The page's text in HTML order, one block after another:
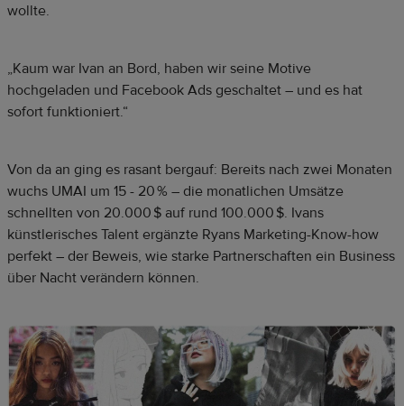
wollte.
„Kaum war Ivan an Bord, haben wir seine Motive
hochgeladen und Facebook Ads geschaltet – und es hat
sofort funktioniert.“
Von da an ging es rasant bergauf: Bereits nach zwei Monaten
wuchs UMAI um 15 - 20 % – die monatlichen Umsätze
schnellten von 20.000 $ auf rund 100.000 $. Ivans
künstlerisches Talent ergänzte Ryans Marketing-Know-how
perfekt – der Beweis, wie starke Partnerschaften ein Business
über Nacht verändern können.